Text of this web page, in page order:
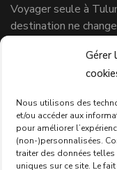
Gérer
Nous utilisons des
et/ou accéder aux
pour améliorer
(non-)personnalisées.
traiter des données
uniques sur ce site. Le
Voyager seule à
destination ne change
Prestataire de
N° affilié AVS :
Politique de